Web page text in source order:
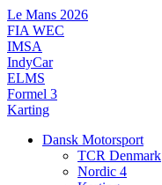
Videre
til
indhold
Le Mans 2026
FIA WEC
IMSA
IndyCar
ELMS
Formel 3
Karting
Dansk Motorsport
TCR Denmark
Nordic 4